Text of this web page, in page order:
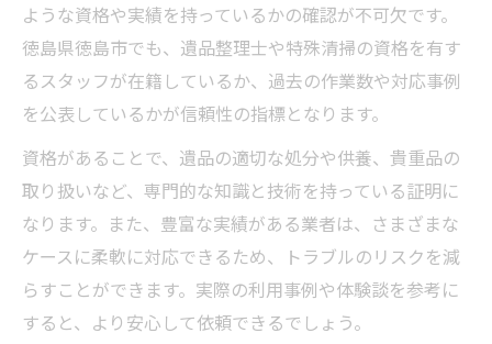
適正価格で遺品整理サービスを選ぶ方法
遺品整理の費用を抑えるポイントと比較法
見積もりで分かる遺品整理の相場と保証内
遺品整理の費用と品質保証のバランスを考
える
ような資格や実績を持っているかの確認が不可欠です。
徳島県徳島市でも、遺品整理士や特殊清掃の資格を有す
るスタッフが在籍しているか、過去の作業数や対応事例
を公表しているかが信頼性の指標となります。
資格があることで、遺品の適切な処分や供養、貴重品の
取り扱いなど、専門的な知識と技術を持っている証明に
なります。また、豊富な実績がある業者は、さまざまな
ケースに柔軟に対応できるため、トラブルのリスクを減
らすことができます。実際の利用事例や体験談を参考に
すると、より安心して依頼できるでしょう。